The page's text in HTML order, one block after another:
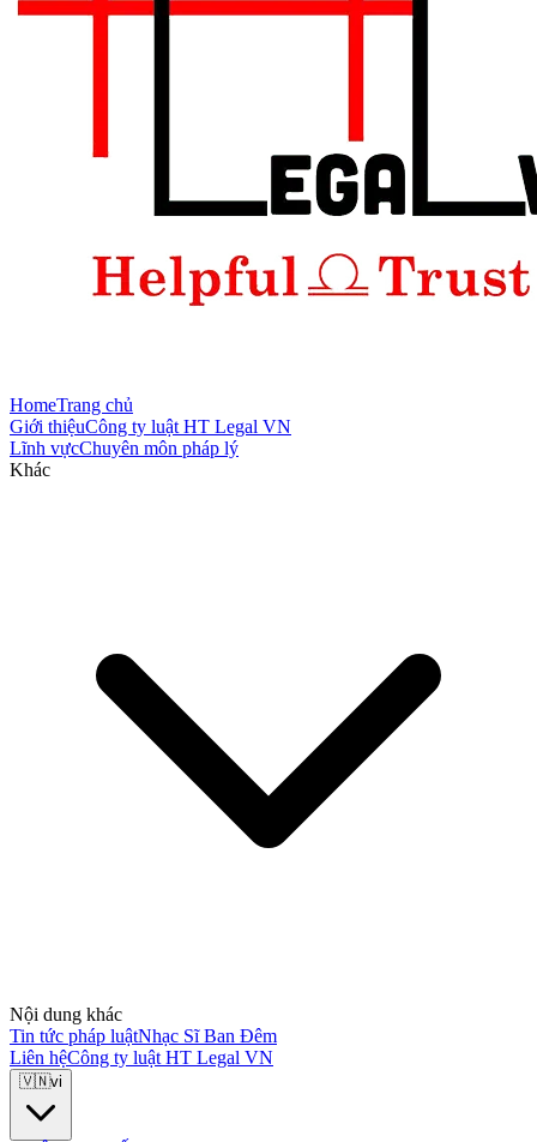
HomeTrang chủ
Giới thiệuCông ty luật HT Legal VN
Lĩnh vựcChuyên môn pháp lý
Khác
Nội dung khác
Tin tức pháp luậtNhạc Sĩ Ban Đêm
Liên hệCông ty luật HT Legal VN
🇻🇳vi